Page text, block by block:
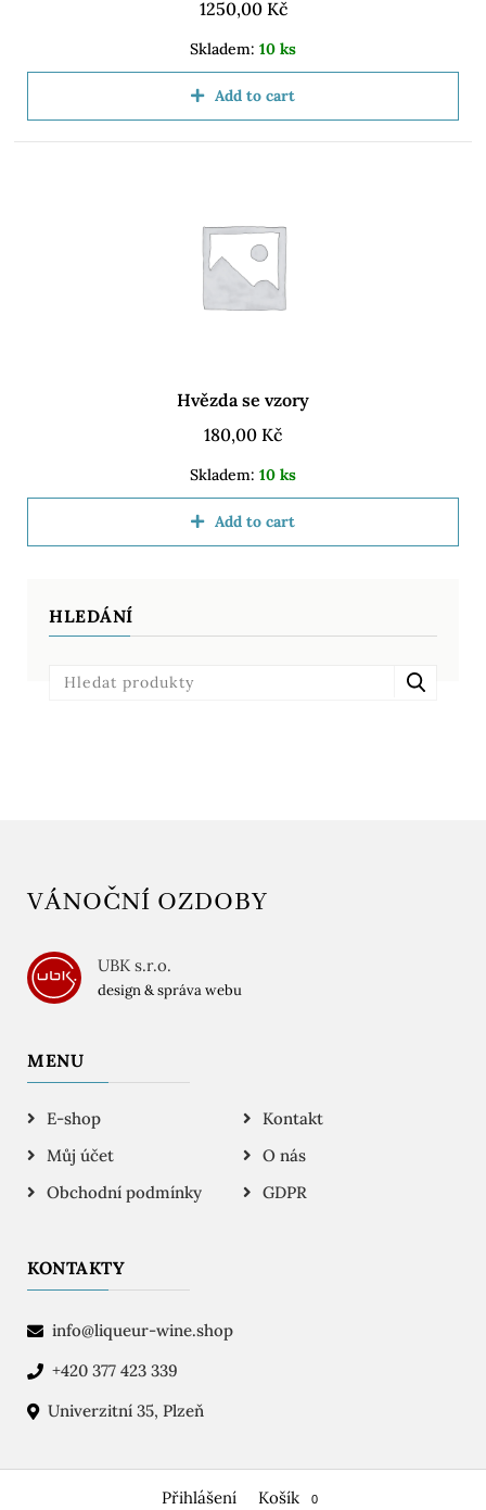
Přihlášení Košík 0
1250,00 Kč
Skladem: 10 ks
Add to cart
Hvězda se vzory
180,00 Kč
Skladem: 10 ks
Add to cart
HLEDÁNÍ
VÁNOČNÍ OZDOBY
UBK s.r.o.
design & správa webu
MENU
E-shop
Kontakt
Můj účet
O nás
Obchodní podmínky
GDPR
KONTAKTY
info@liqueur-wine.shop
+420 377 423 339
Univerzitní 35, Plzeň
Copyright © 2026 | Vánoční ozdoby